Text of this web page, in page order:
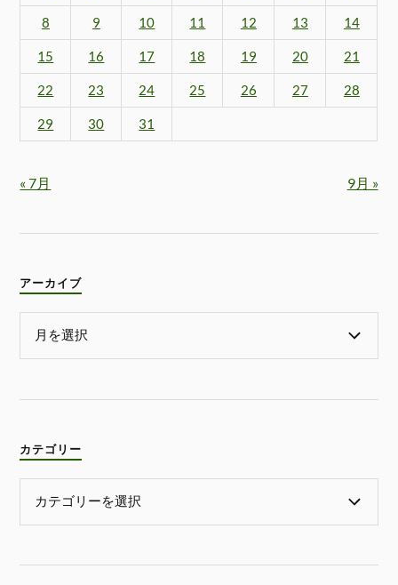
8 9 10 11 12 13 14
15 16 17 18 19 20 21
22 23 24 25 26 27 28
29 30 31
« 7月 9月 »
アーカイブ
カテゴリー